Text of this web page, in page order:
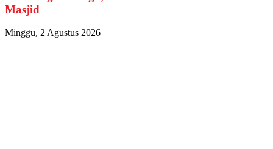
Masjid
Minggu, 2 Agustus 2026